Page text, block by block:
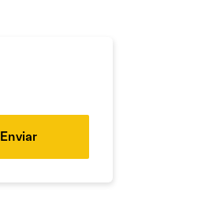
Enviar